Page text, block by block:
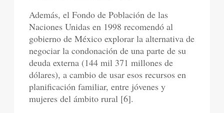
Además, el Fondo de Población de las
Naciones Unidas en 1998 recomendó al
gobierno de México explorar la alternativa de
negociar la condonación de una parte de su
deuda externa (144 mil 371 millones de
dólares), a cambio de usar esos recursos en
planificación familiar, entre jóvenes y
mujeres del ámbito rural [6].